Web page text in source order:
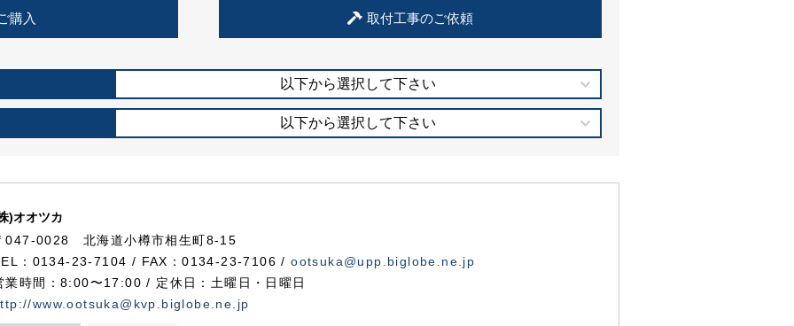
住宅使用部材標準化推進協議会
購入 取付工事のご依頼
以下から選択して下さい
以下から選択して下さい
)オオツカ
047-0028 北海道小樽市相生町8-15
：0134-23-7104 / FAX：0134-23-7106 /ootsuka@upp.biglobe.ne.jp
業時間：8:00〜17:00 / 定休日：土曜日・日曜日
www.ootsuka@kvp.biglobe.ne.jp